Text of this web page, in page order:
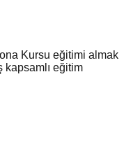
Kursu eğitimi almak
kapsamlı eğitim